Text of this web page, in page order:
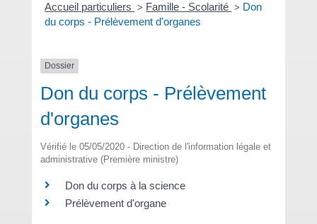
Accueil particuliers > Famille - Scolarité > Don
du corps - Prélèvement d'organes
Dossier
Don du corps - Prélèvement
d'organes
Vérifié le 05/05/2020 - Direction de l'information légale et
administrative (Première ministre)
Don du corps à la science
Prélèvement d'organe